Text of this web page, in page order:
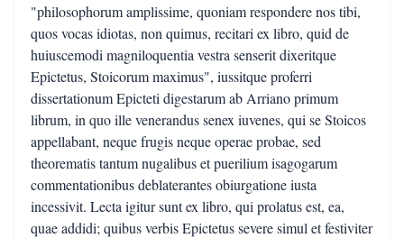
"philosophorum amplissime, quoniam respondere nos tibi,
quos vocas idiotas, non quimus, recitari ex libro, quid de
huiuscemodi magniloquentia vestra senserit dixeritque
Epictetus, Stoicorum maximus", iussitque proferri
dissertationum Epicteti digestarum ab Arriano primum
librum, in quo ille venerandus senex iuvenes, qui se Stoicos
appellabant, neque frugis neque operae probae, sed
theorematis tantum nugalibus et puerilium isagogarum
commentationibus deblaterantes obiurgatione iusta
incessivit. Lecta igitur sunt ex libro, qui prolatus est, ea,
quae addidi; quibus verbis Epictetus severe simul et festiviter